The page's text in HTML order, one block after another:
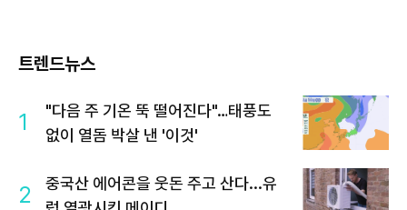
트렌드뉴스
1
"다음 주 기온 뚝 떨어진다"…태풍도
없이 열돔 박살 낸 '이것'
2
중국산 에어콘을 웃돈 주고 산다...유